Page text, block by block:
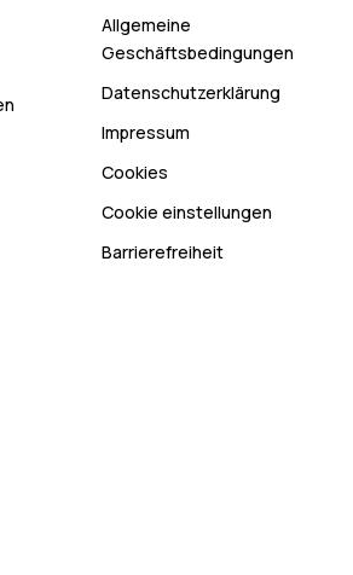
Allgemeine
Geschäftsbedingungen
Datenschutzerklärung
Impressum
Cookies
Cookie einstellungen
Barrierefreiheit